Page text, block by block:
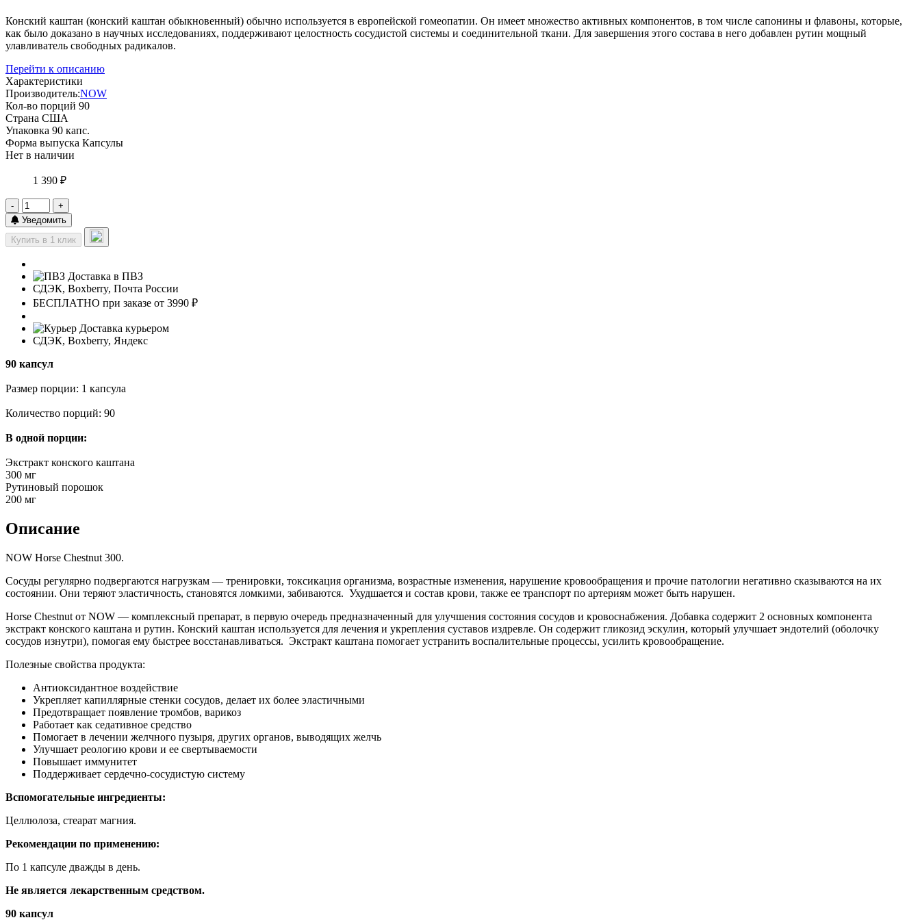
Конский каштан (конский каштан обыкновенный) обычно используется в европейской гомеопатии. Он имеет множество активных компонентов, в том числе сапонины и флавоны, которые,
как было доказано в научных исследованиях, поддерживают целостность сосудистой системы и соединительной ткани. Для завершения этого состава в него добавлен рутин мощный
улавливатель свободных радикалов.
Перейти к описанию
Характеристики
Производитель:NOW
Кол-во порций 90
Страна США
Упаковка 90 капс.
Форма выпуска Капсулы
Нет в наличии
1 390 ₽
-
+
Уведомить
Купить в 1 клик
Доставка в ПВЗ
СДЭК, Boxberry, Почта России
БЕСПЛАТНО при заказе от 3990 ₽
Доставка курьером
СДЭК, Boxberry, Яндекс
90 капсул
Размер порции: 1 капсула
Количество порций: 90
В одной порции:
Экстракт конского каштана
300 мг
Рутиновый порошок
200 мг
Описание
NOW Horse Chestnut 300.
Сосуды регулярно подвергаются нагрузкам — тренировки, токсикация организма, возрастные изменения, нарушение кровообращения и прочие патологии негативно сказываются на их
состоянии. Они теряют эластичность, становятся ломкими, забиваются. Ухудшается и состав крови, также ее транспорт по артериям может быть нарушен.
Horse Chestnut от NOW — комплексный препарат, в первую очередь предназначенный для улучшения состояния сосудов и кровоснабжения. Добавка содержит 2 основных компонента
экстракт конского каштана и рутин. Конский каштан используется для лечения и укрепления суставов издревле. Он содержит гликозид эскулин, который улучшает эндотелий (оболочку
сосудов изнутри), помогая ему быстрее восстанавливаться. Экстракт каштана помогает устранить воспалительные процессы, усилить кровообращение.
Полезные свойства продукта:
Антиоксидантное воздействие
Укрепляет капиллярные стенки сосудов, делает их более эластичными
Предотвращает появление тромбов, варикоз
Работает как седативное средство
Помогает в лечении желчного пузыря, других органов, выводящих желчь
Улучшает реологию крови и ее свертываемости
Повышает иммунитет
Поддерживает сердечно-сосудистую систему
Вспомогательные ингредиенты:
Целлюлоза, стеарат магния.
Рекомендации по применению:
По 1 капсуле дважды в день.
Не является лекарственным средством.
90 капсул